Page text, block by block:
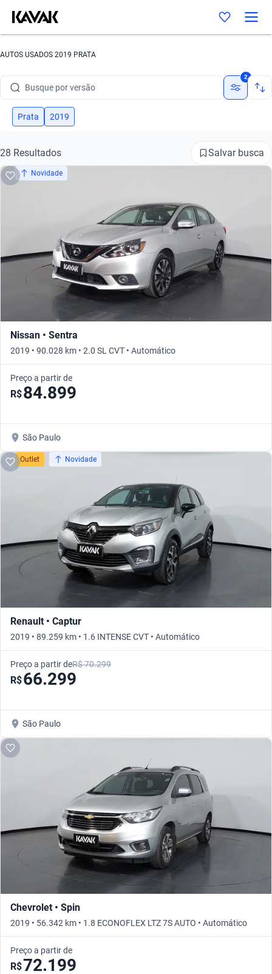
AUTOS USADOS 2019 PRATA
Busque por marca
Busque por versão
Busque por ano
Busque por modelo
2
Prata 2019
28 Resultados Salvar busca
Novidade
Nissan • Sentra
2019 • 90.028 km • 2.0 SL CVT • Automático
Preço a partir de
R$84.899
São Paulo
Outlet Novidade
Renault • Captur
2019 • 89.259 km • 1.6 INTENSE CVT • Automático
Preço a partir deR$ 70.299
R$66.299
São Paulo
Chevrolet • Spin
2019 • 56.342 km • 1.8 ECONOFLEX LTZ 7S AUTO • Automático
Preço a partir de
R$72.199